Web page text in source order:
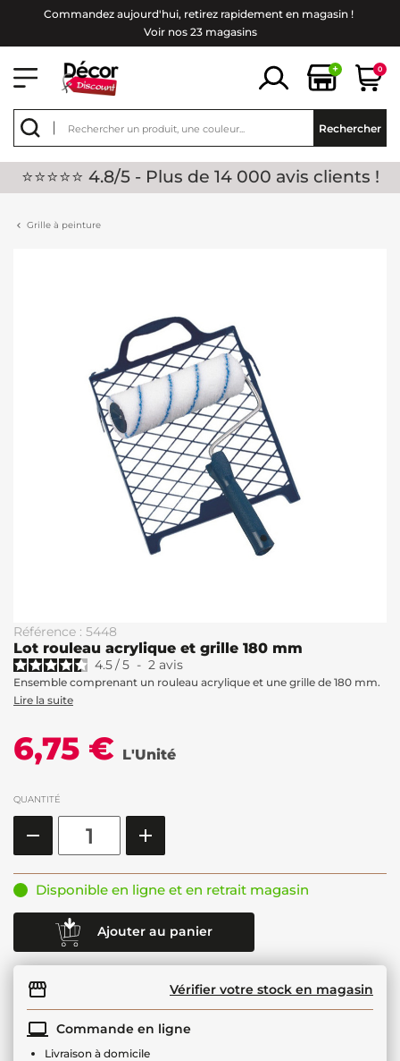
Commandez aujourd'hui, retirez rapidement en magasin !
Voir nos 23 magasins
+ 0
Rechercher
⭐⭐⭐⭐⭐ 4.8/5 - Plus de 14 000 avis clients !
Grille à peinture
Référence : 5448
Lot rouleau acrylique et grille 180 mm
4.5/5 - 2 avis
Ensemble comprenant un rouleau acrylique et une grille de 180 mm.
Lire la suite
6,75 € L'Unité
QUANTITÉ
Disponible en ligne et en retrait magasin
Ajouter au panier
Vérifier votre stock en magasin
Commande en ligne
Livraison à domicile